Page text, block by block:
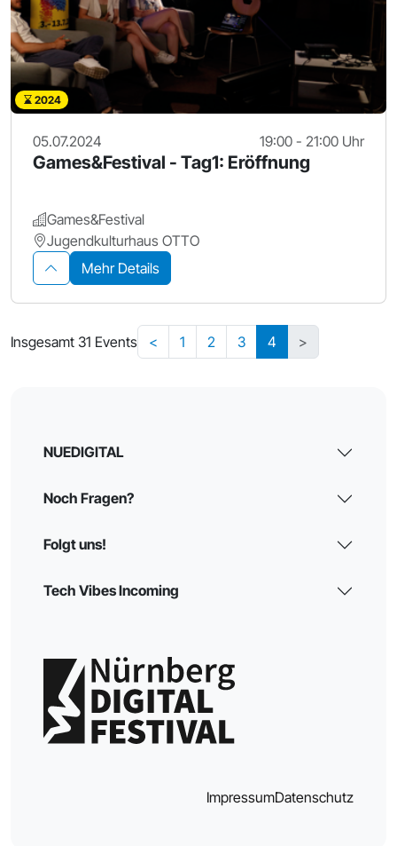
2024
05.07.2024 19:00 - 21:00 Uhr
Games&Festival - Tag1: Eröffnung
Games&Festival
Jugendkulturhaus OTTO
Mehr Details
Insgesamt 31 Events < 1 2 3 4 >
NUEDIGITAL
Noch Fragen?
Folgt uns!
Tech Vibes Incoming
ImpressumDatenschutz